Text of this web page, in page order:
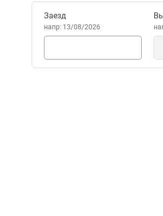
Забронировать этот
Заезд
напр: 13/08/2026